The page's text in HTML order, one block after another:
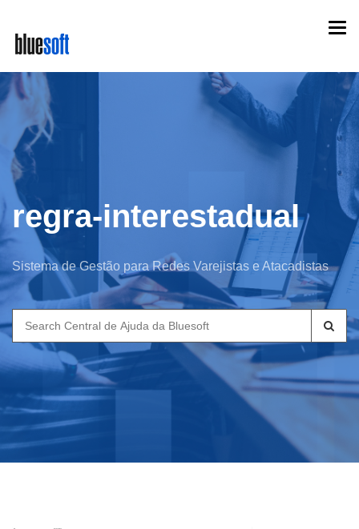
main
content
regra-interestadual
Sistema de Gestão para Redes Varejistas e Atacadistas
Search
for: